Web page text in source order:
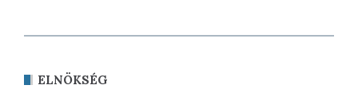
ELNÖKSÉG